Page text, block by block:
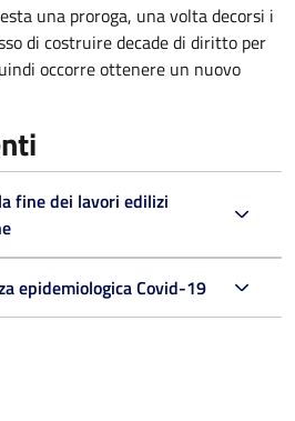
una proroga, una volta decorsi i
di costruire decade di diritto per
occorre ottenere un nuovo
fine dei lavori edilizi
epidemiologica Covid-19